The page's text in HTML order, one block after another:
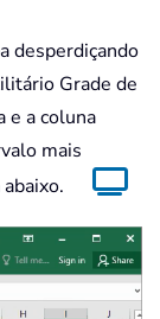
desperdiçando
Grade de
e a coluna
mais